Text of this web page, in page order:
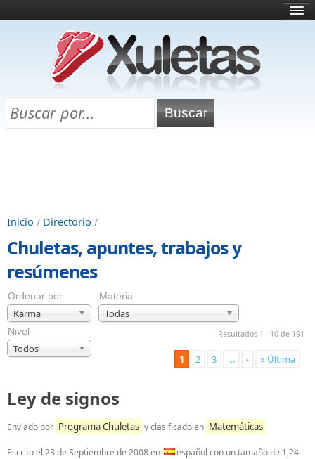
¿Qué es esto?
Directorio
Chuletas para exámenes
Inicio / Directorio /
Chuletas, apuntes, trabajos y
resúmenes
Ordenar por
Karma
Materia
Todas
Nivel
Todos
Resultados 1 - 10 de 191
1 2 3 … › » Última
Ley de signos
Enviado por Programa Chuletas y clasificado en Matemáticas
Escrito el 23 de Septiembre de 2008en
español con un tamaño de 1,24